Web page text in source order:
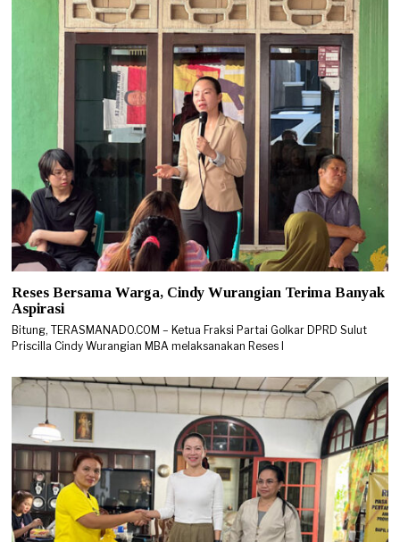
Reses Bersama Warga, Cindy Wurangian Terima Banyak
Aspirasi
Bitung, TERASMANADO.COM – Ketua Fraksi Partai Golkar DPRD Sulut
Priscilla Cindy Wurangian MBA melaksanakan Reses I